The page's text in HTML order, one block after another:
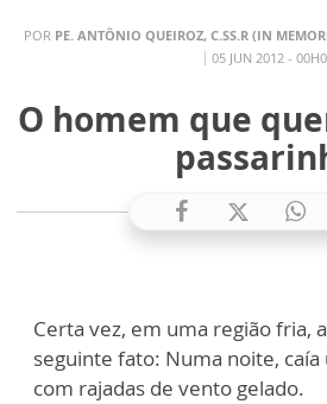
POR PE. ANTÔNIO QUEIROZ, C.SS.R (IN
05 JUN 2012 -
O homem que
Certa vez, em uma região fria,
seguinte fato: Numa noite,
com rajadas de vento gelado.